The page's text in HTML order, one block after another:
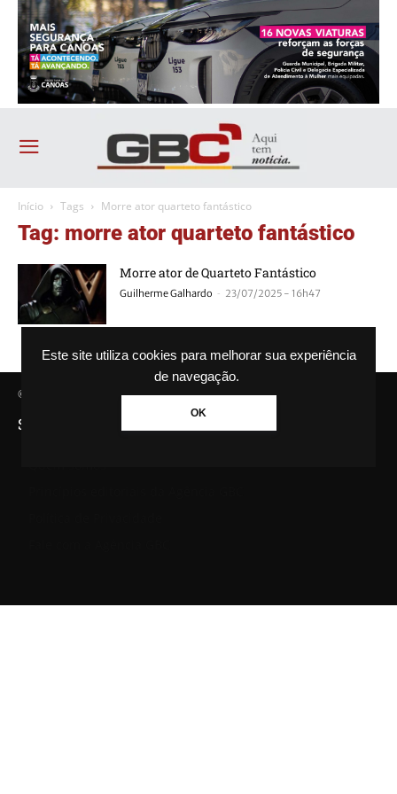
Este site utiliza cookies para melhorar sua experiência
de navegação.
OK
Início Tags Morre ator quarteto fantástico
Tag: morre ator quarteto fantástico
Morre ator de Quarteto Fantástico
Guilherme Galhardo - 23/07/2025 - 16h47
© Agência GBC. Aqui tem notícia. Todos os direitos reservados.
SAIBA MAIS SOBRE A AGÊNCIA GBC